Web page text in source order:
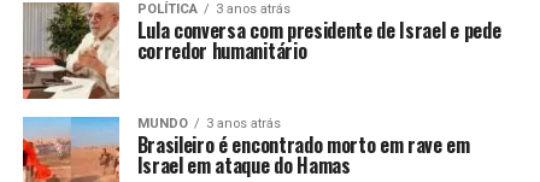
POLÍTICA 3 anos atrás
Lula conversa com presidente de Israel e pede
corredor humanitário
MUNDO 3 anos atrás
Brasileiro é encontrado morto em rave em
Israel em ataque do Hamas